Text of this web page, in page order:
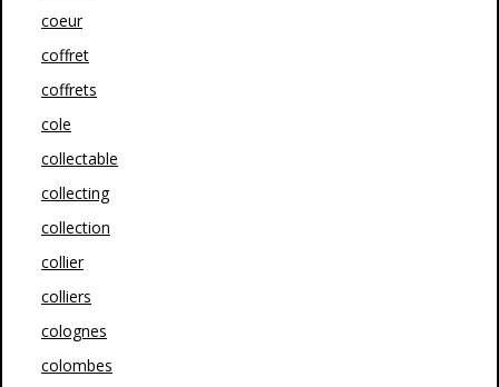
coeur
coffret
coffrets
cole
collectable
collecting
collection
collier
colliers
colognes
colombes